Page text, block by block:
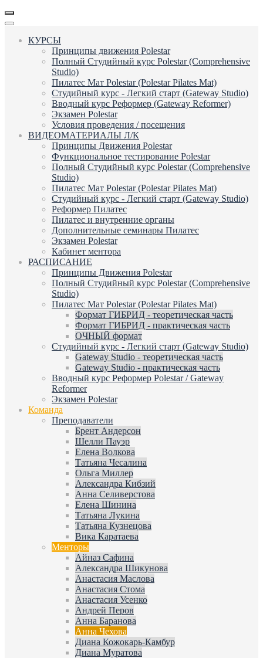
КУРСЫ
Принципы движения Polestar
Полный Студийный курс Polestar (Comprehensive
Studio)
Пилатес Мат Polestar (Polestar Pilates Mat)
Студийный курс - Легкий старт (Gateway Studio)
Вводный курс Реформер (Gateway Reformer)
Экзамен Polestar
Условия проведения / посещения
ВИДЕОМАТЕРИАЛЫ Л/К
Принципы Движения Polestar
Функциональное тестирование Polestar
Полный Студийный курс Polestar (Comprehensive
Studio)
Пилатес Мат Polestar (Polestar Pilates Mat)
Студийный курс - Легкий старт (Gateway Studio)
Реформер Пилатес
Пилатес и внутренние органы
Дополнительные семинары Пилатес
Экзамен Polestar
Кабинет ментора
РАСПИСАНИЕ
Принципы Движения Polestar
Полный Студийный курс Polestar (Comprehensive
Studio)
Пилатес Мат Polestar (Polestar Pilates Mat)
Формат ГИБРИД - теоретическая часть
Формат ГИБРИД - практическая часть
ОЧНЫЙ формат
Студийный курс - Легкий старт (Gateway Studio)
Gateway Studio - теоретическая часть
Gateway Studio - практическая часть
Вводный курс Реформер Polestar / Gateway
Reformer
Экзамен Polestar
Команда
Преподаватели
Брент Андерсон
Шелли Пауэр
Елена Волкова
Татьяна Чесалина
Ольга Миллер
Александра Кибзий
Анна Селиверстова
Елена Шинина
Татьяна Лукина
Татьяна Кузнецова
Вика Каратаева
Менторы
Айназ Сафина
Александра Шикунова
Анастасия Маслова
Анастасия Стома
Анастасия Усенко
Андрей Перов
Анна Баранова
Анна Чехова
Диана Кожокарь-Камбур
Диана Муратова